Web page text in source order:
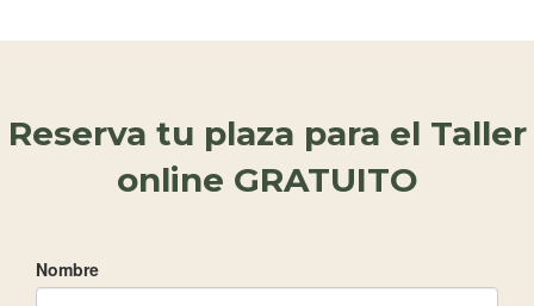
Reserva tu plaza para el Taller
online GRATUITO